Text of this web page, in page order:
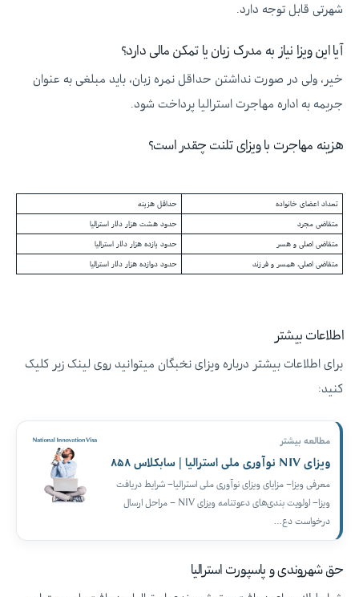
شهرتی قابل توجه دارد.
آیا این ویزا نیاز به مدرک زبان یا تمکن مالی دارد؟
خیر، ولی در صورت نداشتن حداقل نمره زبان، باید مبلغی به عنوان
جریمه به اداره مهاجرت استرالیا پرداخت شود.
هزینه مهاجرت با ویزای تلنت چقدر است؟
تعداد اعضای خانواده حداقل هزینه
متقاضی مجرد حدود هشت هزار دلار استرالیا
متقاضی اصلی و هسر حدود یازده هزار دلار استرالیا
متقاضی اصلی، همسر و فرزند حدود دوازده هزار دلار استرالیا
اطلاعات بیشتر
برای اطلاعات بیشتر درباره ویزای نخبگان میتوانید روی لینک زیر کلیک
کنید:
مطالعه بیشتر
ویزای NIV نوآوری ملی استرالیا | سابکلاس ۸۵۸
معرفی ویزا– مزایای ویزای نوآوری ملی استرالیا– شرایط دریافت
ویزا– اولویت‌ بندی‌های دعوتنامه ویزای NIV – مراحل ارسال
درخواست دع…
حق شهروندی و پاسپورت استرالیا